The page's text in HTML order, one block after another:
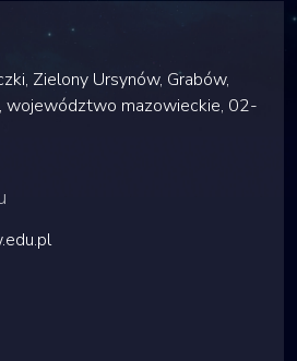
Zielony Ursynów, Grabów,
województwo mazowieckie, 02-